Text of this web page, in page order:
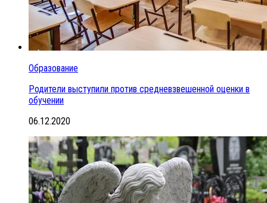
Образование
Родители выступили против средневзвешенной оценки в
обучении
06.12.2020